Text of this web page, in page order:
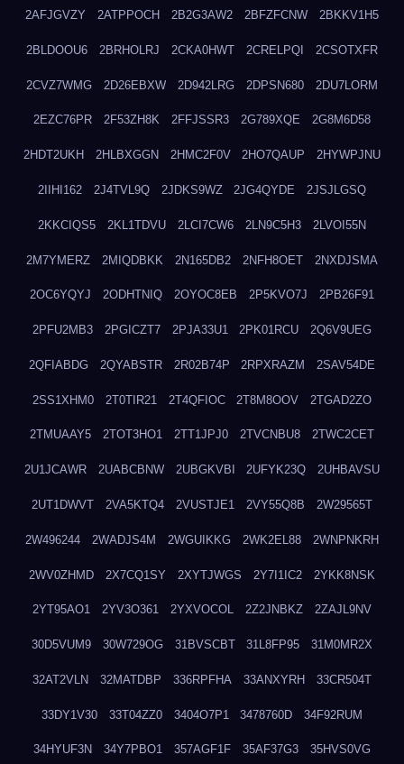
2AFJGVZY 2ATPPOCH 2B2G3AW2 2BFZFCNW 2BKKV1H5
2BLDOOU6 2BRHOLRJ 2CKA0HWT 2CRELPQI 2CSOTXFR
2CVZ7WMG 2D26EBXW 2D942LRG 2DPSN680 2DU7LORM
2EZC76PR 2F53ZH8K 2FFJSSR3 2G789XQE 2G8M6D58
2HDT2UKH 2HLBXGGN 2HMC2F0V 2HO7QAUP 2HYWPJNU
2IIHI162 2J4TVL9Q 2JDKS9WZ 2JG4QYDE 2JSJLGSQ
2KKCIQS5 2KL1TDVU 2LCI7CW6 2LN9C5H3 2LVOI55N
2M7YMERZ 2MIQDBKK 2N165DB2 2NFH8OET 2NXDJSMA
2OC6YQYJ 2ODHTNIQ 2OYOC8EB 2P5KVO7J 2PB26F91
2PFU2MB3 2PGICZT7 2PJA33U1 2PK01RCU 2Q6V9UEG
2QFIABDG 2QYABSTR 2R02B74P 2RPXRAZM 2SAV54DE
2SS1XHM0 2T0TIR21 2T4QFIOC 2T8M8OOV 2TGAD2ZO
2TMUAAY5 2TOT3HO1 2TT1JPJ0 2TVCNBU8 2TWC2CET
2U1JCAWR 2UABCBNW 2UBGKVBI 2UFYK23Q 2UHBAVSU
2UT1DWVT 2VA5KTQ4 2VUSTJE1 2VY55Q8B 2W29565T
2W496244 2WADJS4M 2WGUIKKG 2WK2EL88 2WNPNKRH
2WV0ZHMD 2X7CQ1SY 2XYTJWGS 2Y7I1IC2 2YKK8NSK
2YT95AO1 2YV3O361 2YXVOCOL 2Z2JNBKZ 2ZAJL9NV
30D5VUM9 30W729OG 31BVSCBT 31L8FP95 31M0MR2X
32AT2VLN 32MATDBP 336RPFHA 33ANXYRH 33CR504T
33DY1V30 33T04ZZ0 3404O7P1 3478760D 34F92RUM
34HYUF3N 34Y7PBO1 357AGF1F 35AF37G3 35HVS0VG